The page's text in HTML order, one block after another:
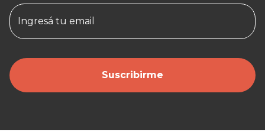
Ingresá tu email
Suscribirme